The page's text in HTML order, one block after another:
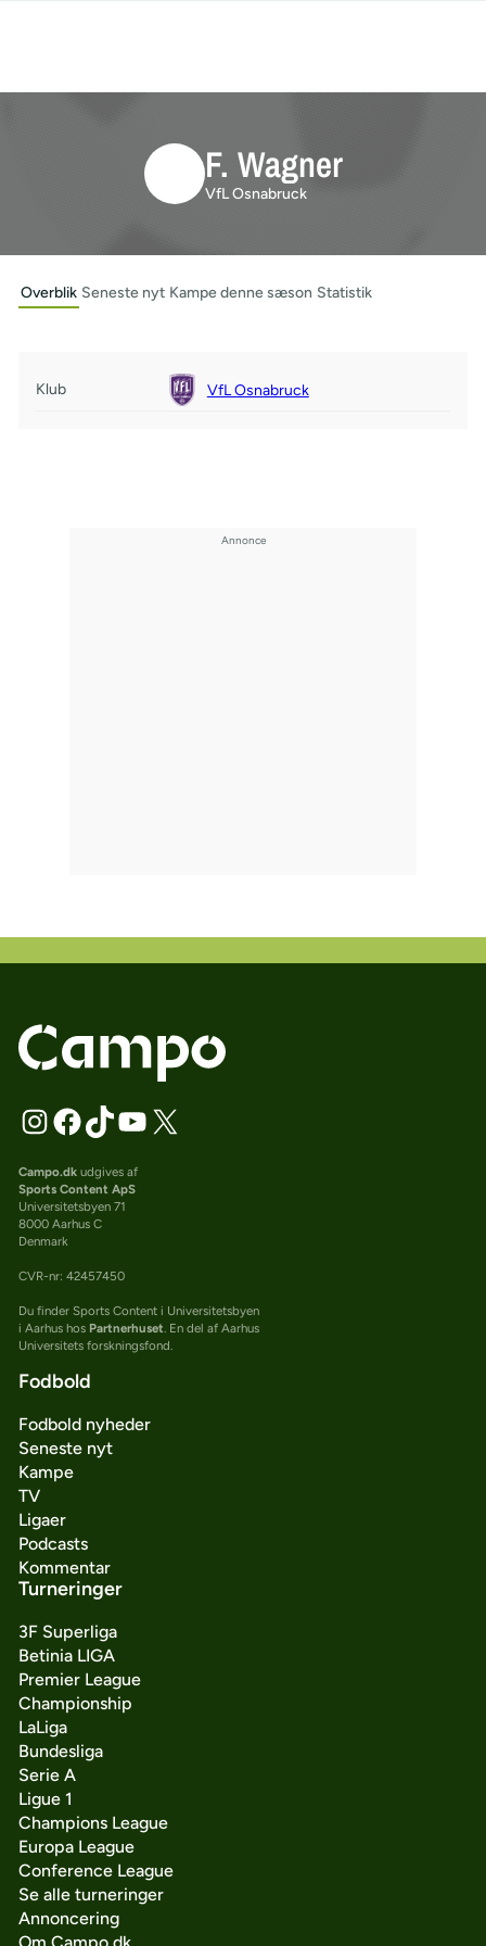
F. Wagner
VfL Osnabruck
Overblik Seneste nyt Kampe denne sæson Statistik
Klub VfL Osnabruck
Campo.dkudgives af
Sports Content ApS
Universitetsbyen 71
8000 Aarhus C
Denmark
CVR-nr: 42457450
Du finder Sports Content i Universitetsbyen
i Aarhus hos Partnerhuset. En del af Aarhus
Universitets forskningsfond.
Fodbold
Fodbold nyheder
Seneste nyt
Kampe
TV
Ligaer
Podcasts
Kommentar
Turneringer
3F Superliga
Betinia LIGA
Premier League
Championship
LaLiga
Bundesliga
Serie A
Ligue 1
Champions League
Europa League
Conference League
Se alle turneringer
Annoncering